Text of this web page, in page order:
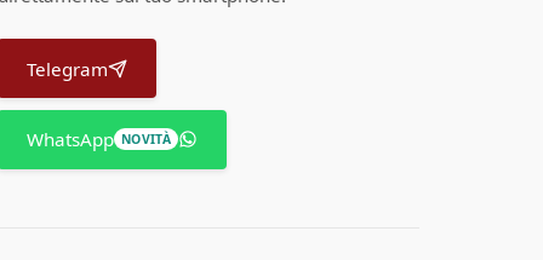
Telegram
WhatsApp NOVITÀ